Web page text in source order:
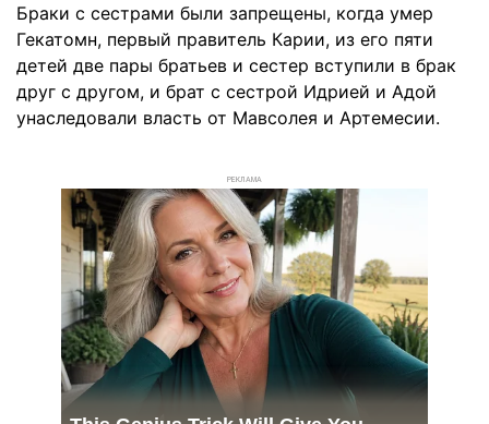
Браки с сестрами были запрещены, когда умер
Гекатомн, первый правитель Карии, из его пяти
детей две пары братьев и сестер вступили в брак
друг с другом, и брат с сестрой Идрией и Адой
унаследовали власть от Мавсолея и Артемесии.
РЕКЛАМА